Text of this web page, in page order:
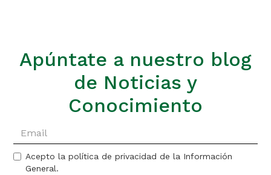
Apúntate a nuestro blog
de Noticias y
Conocimiento
Acepto la política de privacidad de la Información
General.